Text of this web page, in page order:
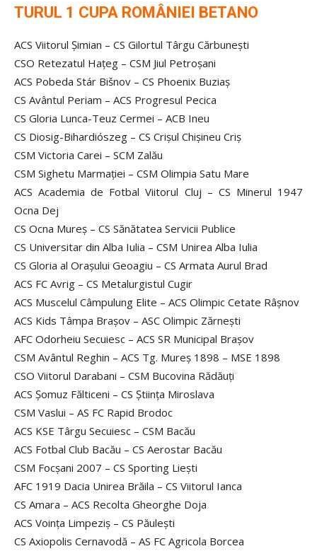
TURUL 1 CUPA ROMÂNIEI BETANO
ACS Viitorul Şimian – CS Gilortul Târgu Cărbuneşti
CSO Retezatul Haţeg – CSM Jiul Petroşani
ACS Pobeda Stár Bišnov – CS Phoenix Buziaş
CS Avântul Periam – ACS Progresul Pecica
CS Gloria Lunca-Teuz Cermei – ACB Ineu
CS Diosig-Bihardiószeg – CS Crişul Chişineu Criş
CSM Victoria Carei – SCM Zalău
CSM Sighetu Marmaţiei – CSM Olimpia Satu Mare
ACS Academia de Fotbal Viitorul Cluj – CS Minerul 1947
Ocna Dej
CS Ocna Mureş – CS Sănătatea Servicii Publice
CS Universitar din Alba Iulia – CSM Unirea Alba Iulia
CS Gloria al Oraşului Geoagiu – CS Armata Aurul Brad
ACS FC Avrig – CS Metalurgistul Cugir
ACS Muscelul Câmpulung Elite – ACS Olimpic Cetate Râşnov
ACS Kids Tâmpa Braşov – ASC Olimpic Zărneşti
AFC Odorheiu Secuiesc – ACS SR Municipal Braşov
CSM Avântul Reghin – ACS Tg. Mureş 1898 – MSE 1898
CSO Viitorul Darabani – CSM Bucovina Rădăuţi
ACS Şomuz Fălticeni – CS Ştiinţa Miroslava
CSM Vaslui – AS FC Rapid Brodoc
ACS KSE Târgu Secuiesc – CSM Bacău
ACS Fotbal Club Bacău – CS Aerostar Bacău
CSM Focşani 2007 – CS Sporting Lieşti
AFC 1919 Dacia Unirea Brăila – CS Viitorul Ianca
CS Amara – ACS Recolta Gheorghe Doja
ACS Voinţa Limpeziş – CS Păuleşti
CS Axiopolis Cernavodă – AS FC Agricola Borcea